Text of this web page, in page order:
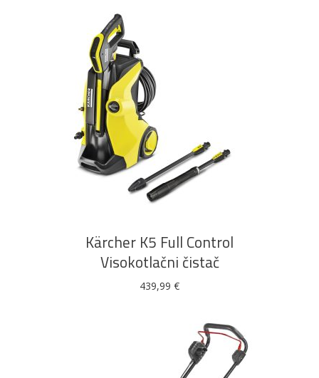
DODAJ U KOŠARICU
Kärcher K5 Full Control
Visokotlačni čistač
439,99 €